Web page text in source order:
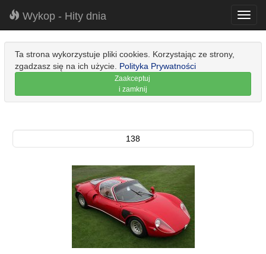
Wykop - Hity dnia
Ta strona wykorzystuje pliki cookies. Korzystając ze strony,
zgadzasz się na ich użycie. Polityka Prywatności
Zaakceptuj
i zamknij
138